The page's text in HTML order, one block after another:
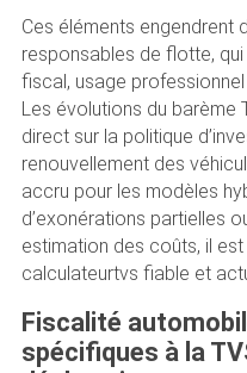
Ces éléments engendrent
responsables de flotte,
fiscal, usage
Les évolutions du barème
direct sur la politique
renouvellement des
accru pour les modèles
d’exonérations partielles
estimation des coûts, il est
calculateurtvs fiable et
Fiscalité
spécifiques à la